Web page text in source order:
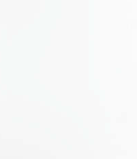
физическое лицо
подоходного налога
это так называемый
счет.
в основном с
вносить деньги после
на традиционный
налоговой
денег требует